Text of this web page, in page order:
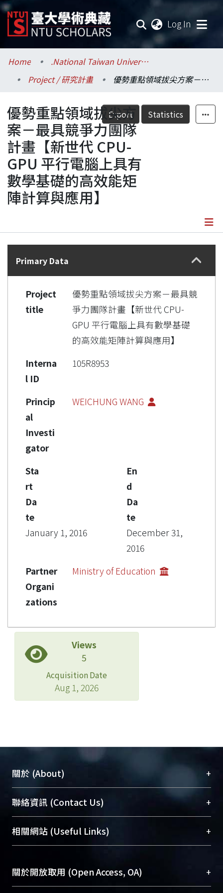
Log In
Communities & Collections
Research Outputs
Fundings & Projects
Researchers
Organizations
Statistics
Home
.National Taiwan University / 國立臺灣大學
Project / 研究計畫
優勢重點領域拔尖方案－最具競爭力團隊計畫【新世代 CPU-GPU 平行電腦上具有數學基礎的高效能矩陣計算與應用】
Export Statistics
優勢重點領域拔尖方
案－最具競爭力團隊
計畫【新世代 CPU-
GPU 平行電腦上具有
數學基礎的高效能矩
陣計算與應用】
Details
Primary Data
Project
title
優勢重點領域拔尖方案－最具競
爭力團隊計畫【新世代 CPU-
GPU 平行電腦上具有數學基礎
的高效能矩陣計算與應用】
Interna
l ID
105R8953
Princip
al
Investi
gator
WEICHUNG WANG
Sta
rt
Da
te
January 1, 2016
En
d
Da
te
December 31,
2016
Partner
Organi
zations
Ministry of Education
Views
5
Acquisition Date
Aug 1, 2026
關於 (About) +
臺大位居世界頂尖大學之列，為永久珍藏及向國際
展現本校豐碩的研究成果及學術能量，圖書館整合
機構典藏（NTUR）與學術庫（AH）不同功能平
台，成為臺大學術典藏NTU scholars。期能整合研
成果。
To permanently archive and promote researcher
聯絡資訊 (Contact Us) +
總館學科館員(Main Library)
醫學圖書館學科館員(Medical Library)
Sciences Library)
相關網站 (Useful Links) +
關於開放取用 (Open Access, OA) +